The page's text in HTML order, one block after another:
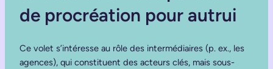
de procréation pour autrui
Ce volet s’intéresse au rôle des intermédiaires (p. ex., les
agences), qui constituent des acteurs clés, mais sous-